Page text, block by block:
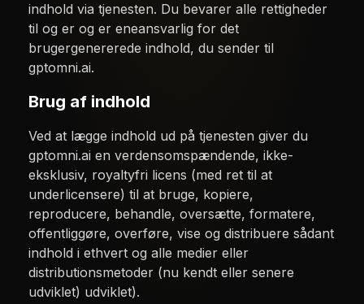
indhold via tjenesten. Du bevarer alle rettigheder
til og er og er eneansvarlig for det
brugergenererede indhold, du sender til
gptomni.ai.
Brug af indhold
Ved at lægge indhold ud på tjenesten giver du
gptomni.ai en verdensomspændende, ikke-
eksklusiv, royaltyfri licens (med ret til at
underlicensere) til at bruge, kopiere,
reproducere, behandle, oversætte, formatere,
offentliggøre, overføre, vise og distribuere sådant
indhold i ethvert og alle medier eller
distributionsmetoder (nu kendt eller senere
udviklet) udviklet).